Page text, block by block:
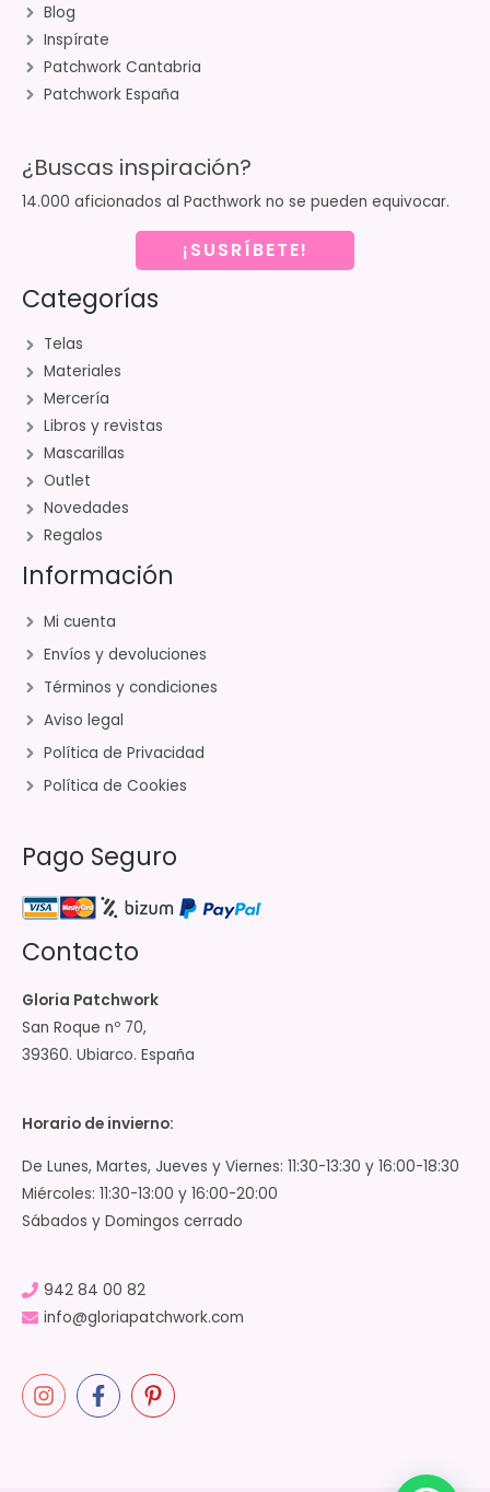
Blog
Inspírate
Patchwork Cantabria
Patchwork España
¿Buscas inspiración?
14.000 aficionados al Pacthwork no se pueden equivocar.
¡SUSRÍBETE!
Categorías
Telas
Materiales
Mercería
Libros y revistas
Mascarillas
Outlet
Novedades
Regalos
Información
Mi cuenta
Envíos y devoluciones
Términos y condiciones
Aviso legal
Política de Privacidad
Política de Cookies
Pago Seguro
Contacto
Gloria Patchwork
San Roque nº 70,
39360. Ubiarco. España
Horario de invierno:
De Lunes, Martes, Jueves y Viernes: 11:30-13:30 y 16:00-18:30
Miércoles: 11:30-13:00 y 16:00-20:00
Sábados y Domingos cerrado
942 84 00 82
info@gloriapatchwork.com